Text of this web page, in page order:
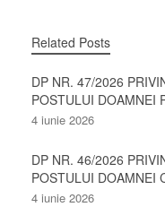
Related Posts
DP NR. 47/2026
POSTULUI DOAMNEI
4 iunie 2026
DP NR. 46/2026
POSTULUI DOAMNEI
4 iunie 2026